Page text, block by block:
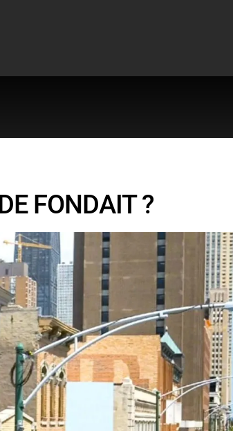
FONDAIT ?